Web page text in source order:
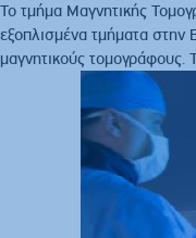
Το τμήμα Μαγνητικής
εξοπλισμένα τμήματα
μαγνητικούς τομογράφους.